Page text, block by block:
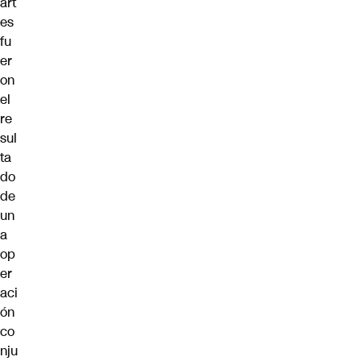
es
fu
er
on
el
re
sul
ta
do
de
un
a
op
er
aci
ón
co
nju